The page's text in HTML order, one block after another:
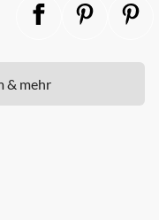
& mehr